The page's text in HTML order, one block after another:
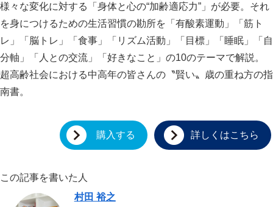
スマート・エイジング シニアビジネス 国際活動
様々な変化に対する「身体と心の“加齢適応力”」が必要。それ
を身につけるための生活習慣の勘所を「有酸素運動」「筋ト
レ」「脳トレ」「食事」「リズム活動」「目標」「睡眠」「自
分軸」「人との交流」「好きなこと」の10のテーマで解説。
超高齢社会における中高年の皆さんの〝賢い〟歳の重ね方の指
南書。
購入する 詳しくはこちら
この記事を書いた人
村田 裕之